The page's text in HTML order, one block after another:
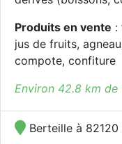
Produits en vente :
jus de fruits,
compote, confiture
Environ 42.8 km
Berteille à